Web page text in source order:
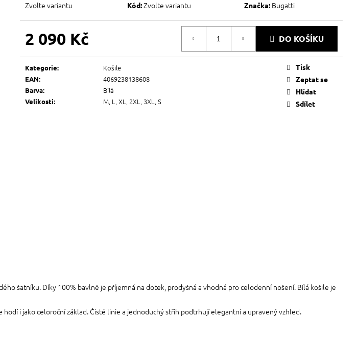
Zvolte variantu Kód:Zvolte variantu Značka: Bugatti
2 090 Kč
cena:
DO KOŠÍKU
Kategorie: Košile
EAN: 4069238138608
Barva: Bílá
Velikosti: M, L, XL, 2XL, 3XL, S
Tisk
Zeptat se
Hlídat
Sdílet
šatníku. Díky 100% bavlně je příjemná na dotek, prodyšná a vhodná pro celodenní nošení. Bílá košile je
i jako celoroční základ. Čisté linie a jednoduchý střih podtrhují elegantní a upravený vzhled.